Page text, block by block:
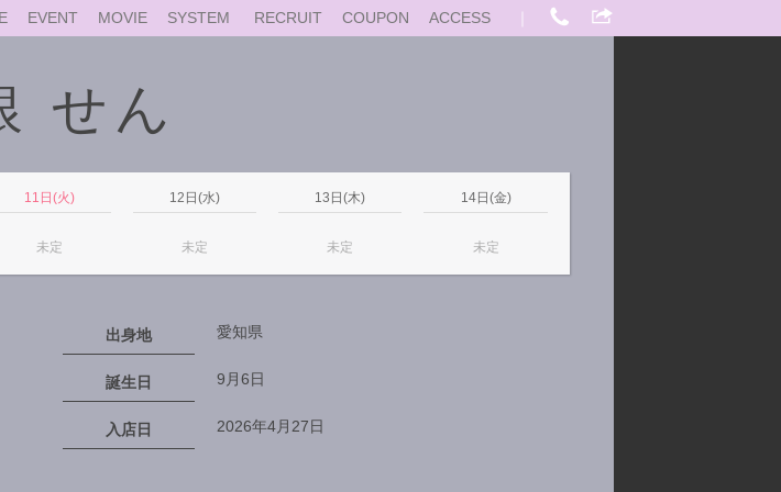
EVENT MOVIE SYSTEM RECRUIT COUPON ACCESS
せん
11日(火) 12日(水) 13日(木) 14日(金)
未定 未定 未定 未定
出身地 愛知県
誕生日 9月6日
入店日 2026年4月27日